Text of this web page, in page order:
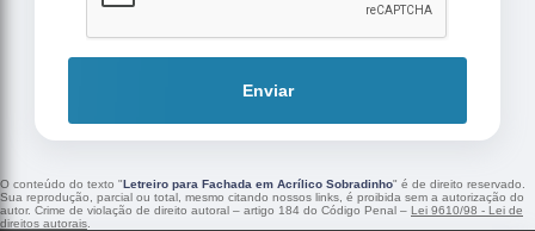
Enviar
O conteúdo do texto "Letreiro para Fachada em Acrílico Sobradinho" é de direito reservado.
Sua reprodução, parcial ou total, mesmo citando nossos links, é proibida sem a autorização do
autor. Crime de violação de direito autoral – artigo 184 do Código Penal – Lei 9610/98 - Lei de
direitos autorais